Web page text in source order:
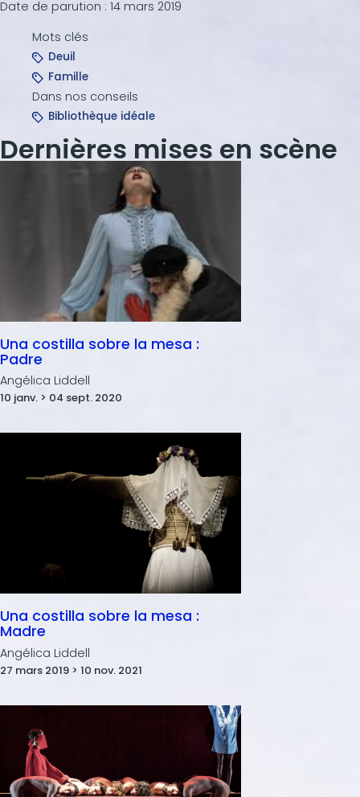
Date de parution : 14 mars 2019
Mots clés
Deuil
Famille
Dans nos conseils
Bibliothèque idéale
Dernières mises en scène
Una costilla sobre la mesa :
Padre
Angélica Liddell
10 janv. > 04 sept. 2020
Una costilla sobre la mesa :
Madre
Angélica Liddell
27 mars 2019 > 10 nov. 2021